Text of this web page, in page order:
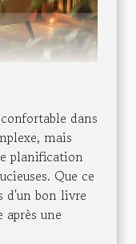
dans
mais
planification
Que ce
d'un bon livre
une